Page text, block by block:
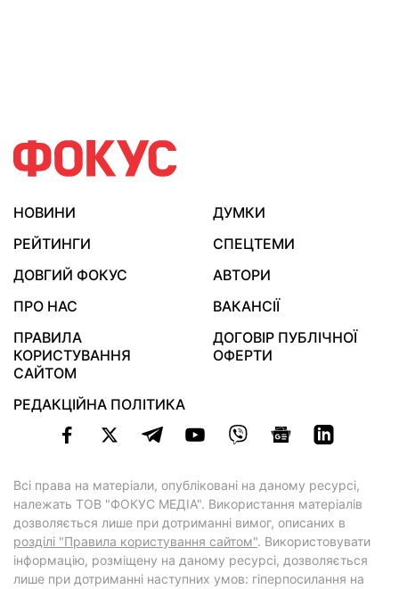
НОВИНИ
ДУМКИ
РЕЙТИНГИ
СПЕЦТЕМИ
ДОВГИЙ ФОКУС
АВТОРИ
ПРО НАС
ВАКАНСІЇ
ПРАВИЛА
КОРИСТУВАННЯ
САЙТОМ
ДОГОВІР ПУБЛІЧНОЇ
ОФЕРТИ
РЕДАКЦІЙНА ПОЛІТИКА
Всі права на матеріали, опубліковані на даному ресурсі,
належать ТОВ "ФОКУС МЕДІА". Використання матеріалів
дозволяється лише при дотриманні вимог, описаних в
розділі "Правила користування сайтом". Використовувати
інформацію, розміщену на даному ресурсі, дозволяється
лише при дотриманні наступних умов: гіперпосилання на